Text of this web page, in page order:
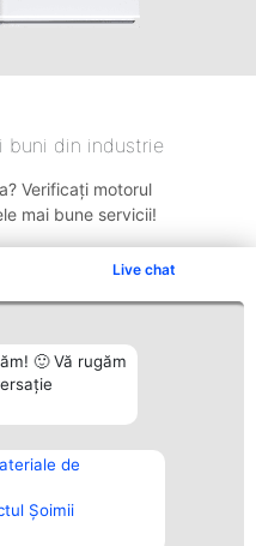
Live chat
🙂 Vă rugăm
de
Șoimii
buni din industrie
Verificați motorul
mai bune servicii!
Contact